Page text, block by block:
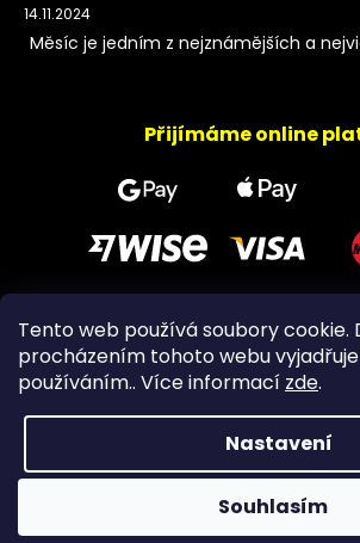
Tento web používá soubory cookie.
procházením tohoto webu
používáním.. Více informací zde.
Nastavení
Souhlasím
14.11.2024
Měsíc je jedním z nejznámějších a
Přijímáme online
Copyright 2026PeltramMinerals.
vyhrazena.